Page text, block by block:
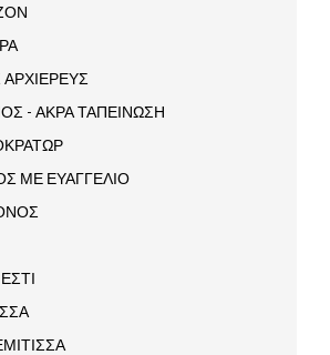
- ΑΚΡΑ ΤΑΠΕΙΝΩΣΗ
ΜΕ ΕΥΑΓΓΕΛΙΟ